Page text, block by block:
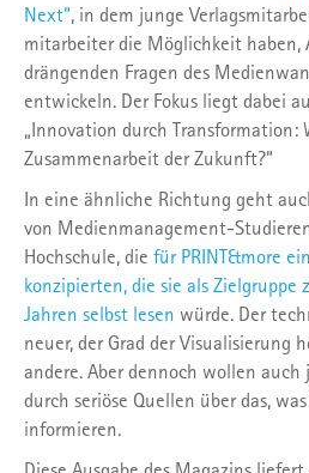
Next“, in dem junge
mitarbeiter die Möglichkeit haben,
drängenden Fragen des
entwickeln. Der Fokus liegt dabei
„Innovation durch Transformation:
Zusammenarbeit der Zukunft?“
In eine ähnliche Richtung geht
von Medienmanagement-
Hochschule, die für PRINT&more
konzipierten, die sie als Zielgruppe
Jahren selbst lesen würde. Der
neuer, der Grad der Visualisierung
andere. Aber dennoch wollen auch
durch seriöse Quellen über das,
informieren.